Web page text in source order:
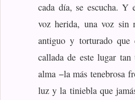
cada día, se escucha. Y
voz herida, una voz sin
antiguo y torturado que
callada de este lugar
alma −la más tenebrosa
luz y la tiniebla que